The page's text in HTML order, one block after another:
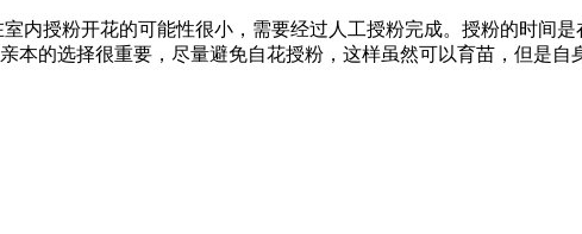
内授粉开花的可能性很小，需要经过人工授粉完成。授粉的时间
本的选择很重要，尽量避免自花授粉，这样虽然可以育苗，但是